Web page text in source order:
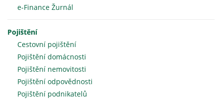
e-Finance Žurnál
Pojištění
Cestovní pojištění
Pojištění domácnosti
Pojištění nemovitosti
Pojištění odpovědnosti
Pojištění podnikatelů